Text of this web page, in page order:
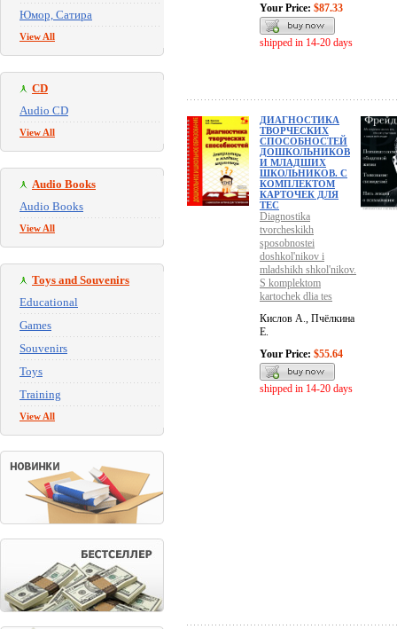
Юмор, Сатира
View All
CD
Audio CD
View All
Audio Books
Audio Books
View All
Toys and Souvenirs
Educational
Games
Souvenirs
Toys
Training
View All
Your Price: $87.33
shipped in 14-20 days
ДИАГНОСТИКА
ТВОРЧЕСКИХ
СПОСОБНОСТЕЙ
ДОШКОЛЬНИКОВ
И МЛАДШИХ
ШКОЛЬНИКОВ. С
КОМПЛЕКТОМ
КАРТОЧЕК ДЛЯ
ТЕС
Diagnostika
tvorcheskikh
sposobnostei
doshkol'nikov i
mladshikh shkol'nikov.
S komplektom
kartochek dlia tes
Кислов А., Пчёлкина
Е.
Your Price: $55.64
shipped in 14-20 days